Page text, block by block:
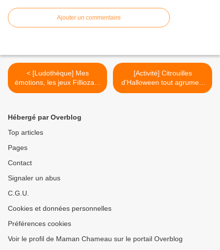
Ajouter un commentaire
< [Ludothèque] Mes
émotions, les jeux Filliozat :
pour nourrir l'intelligence
[Activité] Citrouilles
d'Halloween tout agrumes!
>
Hébergé par Overblog
Top articles
Pages
Contact
Signaler un abus
C.G.U.
Cookies et données personnelles
Préférences cookies
Voir le profil de Maman Chameau sur le portail Overblog